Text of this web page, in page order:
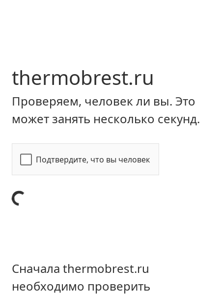
thermobrest.ru
Проверяем, человек ли вы. Это
может занять несколько секунд.
Подтвердите, что вы человек
Сначала thermobrest.ru
необходимо проверить